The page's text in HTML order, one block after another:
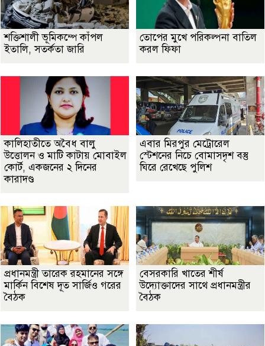
শক্তিশালী ভূমিকম্পে কাঁপল
ইতালি, সতর্কতা জারি
তোপের মুখে পরিকল্পনা বাতিল
করল ফিফা
কালিহাতীতে অবৈধ বালু
উত্তোলন ও মাটি কাটায় মোবাইল
কোর্ট, একজনের ২ দিনের
কারাদণ্ড
এবার মিরপুর মেট্রোরেল
স্টেশনের নিচে বোমাসদৃশ বস্তু
ঘিরে রেখেছে পুলিশ
প্রধানমন্ত্রী তারেক রহমানের সঙ্গে
মার্কিন বিশেষ দূত সার্জিও গরের
বৈঠক
বেসরকারি খাতের শীর্ষ
উদ্যোক্তাদের সাথে প্রধানমন্ত্রীর
বৈঠক